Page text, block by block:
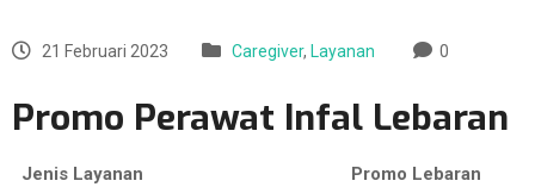
21 Februari 2023 Caregiver, Layanan 0
Promo Perawat Infal Lebaran
Jenis Layanan Promo Lebaran